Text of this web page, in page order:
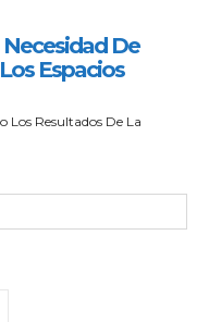
De
Espacios
Los Resultados De La